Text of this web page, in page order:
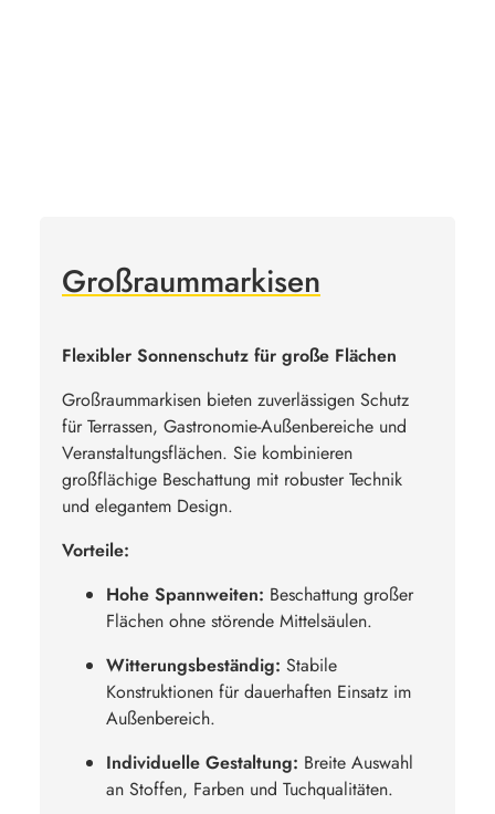
Großraummarkisen
Flexibler Sonnenschutz für große Flächen
Großraummarkisen bieten zuverlässigen Schutz
für Terrassen, Gastronomie-Außenbereiche und
Veranstaltungsflächen. Sie kombinieren
großflächige Beschattung mit robuster Technik
und elegantem Design.
Vorteile:
Hohe Spannweiten: Beschattung großer
Flächen ohne störende Mittelsäulen.
Witterungsbeständig: Stabile
Konstruktionen für dauerhaften Einsatz im
Außenbereich.
Individuelle Gestaltung: Breite Auswahl
an Stoffen, Farben und Tuchqualitäten.